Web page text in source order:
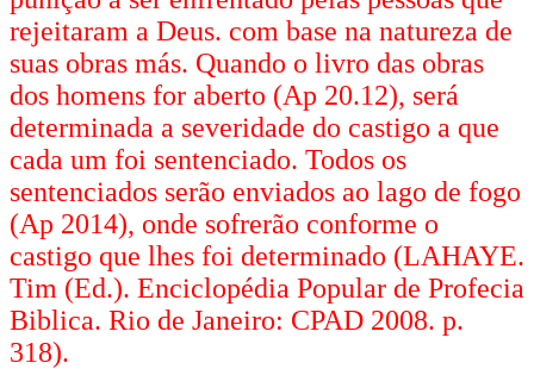
rejeitaram a Deus. com base na natureza de
suas obras más. Quando o livro das obras
dos homens for aberto (Ap 20.12), será
determinada a severidade do castigo a que
cada um foi sentenciado. Todos os
sentenciados serão enviados ao lago de fogo
(Ap 2014), onde sofrerão conforme o
castigo que lhes foi determinado (LAHAYE.
Tim (Ed.). Enciclopédia Popular de Profecia
Biblica. Rio de Janeiro: CPAD 2008. p.
318).